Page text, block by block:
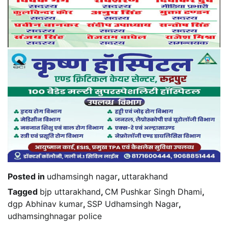
Posted in udhamsingh nagar, uttarakhand
Tagged bjp uttarakhand, CM Pushkar Singh Dhami,
dgp Abhinav kumar, SSP Udhamsingh Nagar,
udhamsinghnagar police